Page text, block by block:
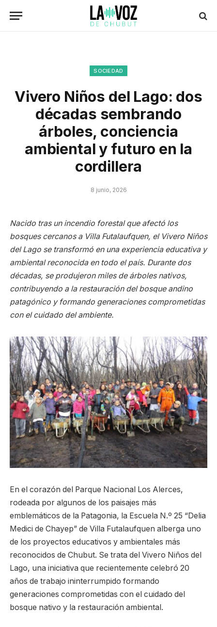
SOCIEDAD
Vivero Niños del Lago: dos
décadas sembrando
árboles, conciencia
ambiental y futuro en la
cordillera
8 junio, 2026
Nacido tras un incendio forestal que afectó los
bosques cercanos a Villa Futalaufquen, el Vivero Niños
del Lago se transformó en una experiencia educativa y
ambiental reconocida en todo el país. Durante dos
décadas, se produjeron miles de árboles nativos,
contribuyendo a la restauración del bosque andino
patagónico y formando generaciones comprometidas
con el cuidado del ambiente.
En el corazón del Parque Nacional Los Alerces,
rodeada por algunos de los paisajes más
emblemáticos de la Patagonia, la Escuela N.º 25 “Delia
Medici de Chayep” de Villa Futalaufquen alberga uno
de los proyectos educativos y ambientales más
reconocidos de Chubut. Se trata del Vivero Niños del
Lago, una iniciativa que recientemente celebró 20
años de trabajo ininterrumpido formando
generaciones comprometidas con el cuidado del
bosque nativo y la restauración ambiental.